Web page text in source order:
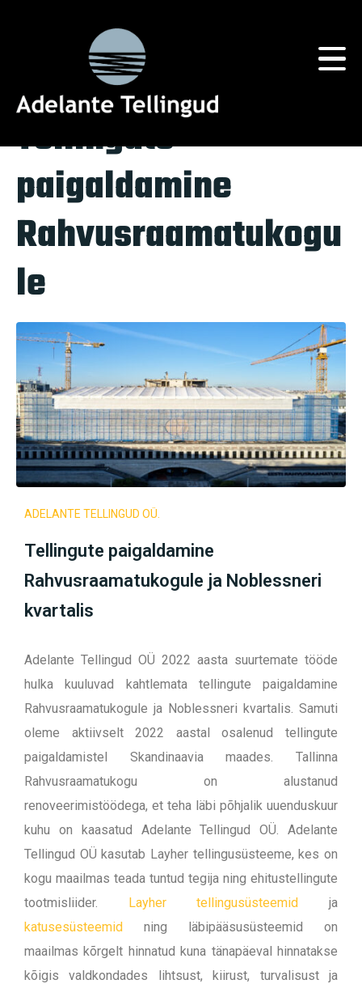
tellingusüsteemid
Tag Archives: tellingusüsteemid
Tellingute
paigaldamine
Rahvusraamatukogu
le
ADELANTE TELLINGUD OÜ.
Tellingute paigaldamine
Rahvusraamatukogule ja Noblessneri
kvartalis
Adelante Tellingud OÜ 2022 aasta suurtemate tööde
hulka kuuluvad kahtlemata tellingute paigaldamine
Rahvusraamatukogule ja Noblessneri kvartalis. Samuti
oleme aktiivselt 2022 aastal osalenud tellingute
paigaldamistel Skandinaavia maades. Tallinna
Rahvusraamatukogu on alustanud
renoveerimistöödega, et teha läbi põhjalik uuenduskuur
kuhu on kaasatud Adelante Tellingud OÜ. Adelante
Tellingud OÜ kasutab Layher tellingusüsteeme, kes on
kogu maailmas teada tuntud tegija ning ehitustellingute
tootmisliider. Layher tellingusüsteemid ja
katusesüsteemid ning läbipääsusüsteemid on
maailmas kõrgelt hinnatud kuna tänapäeval hinnatakse
kõigis valdkondades lihtsust, kiirust, turvalisust ja